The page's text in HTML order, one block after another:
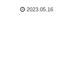
2023.05.16